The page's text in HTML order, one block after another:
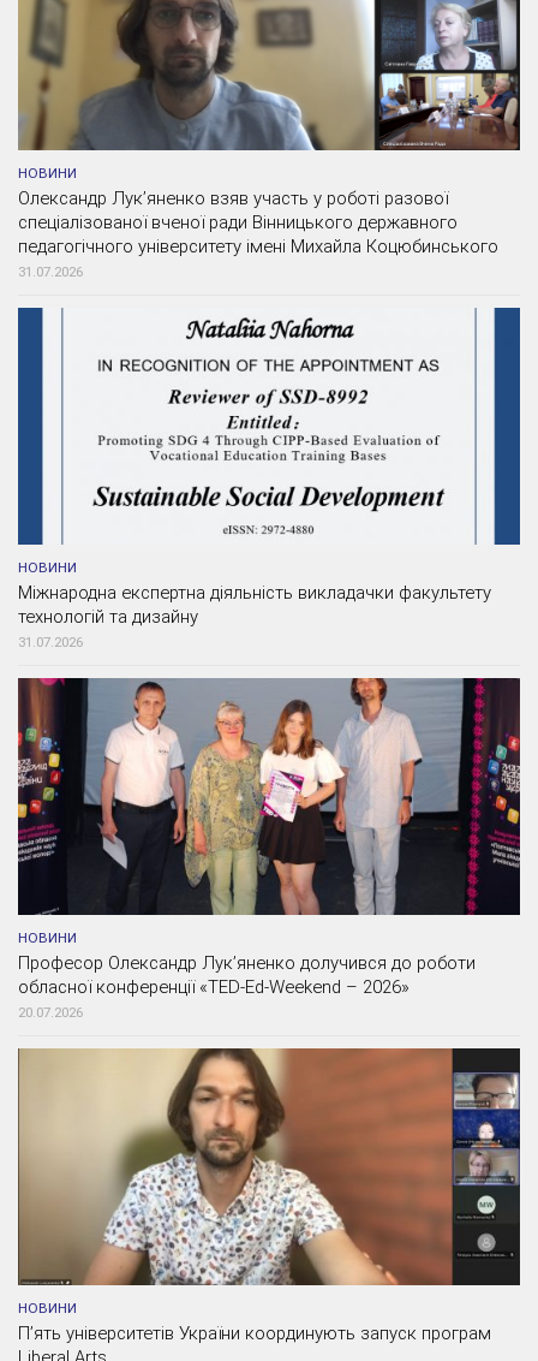
НОВИНИ
Олександр Лук’яненко взяв участь у роботі разової
спеціалізованої вченої ради Вінницького державного
педагогічного університету імені Михайла Коцюбинського
31.07.2026
НОВИНИ
Міжнародна експертна діяльність викладачки факультету
технологій та дизайну
31.07.2026
НОВИНИ
Професор Олександр Лук’яненко долучився до роботи
обласної конференції «TED-Ed-Weekend – 2026»
20.07.2026
НОВИНИ
П’ять університетів України координують запуск програм